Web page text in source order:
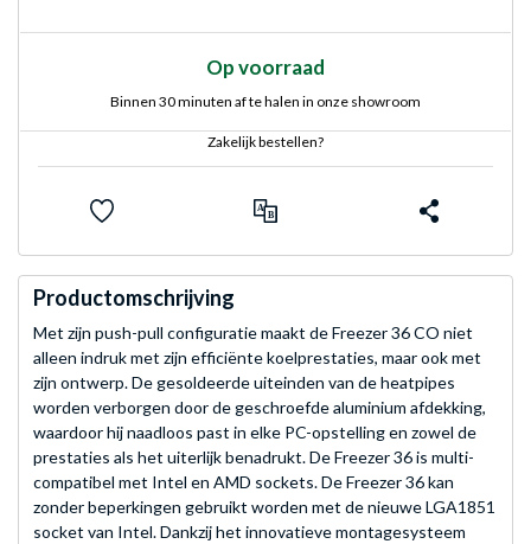
Op voorraad
Binnen 30 minuten af te halen in onze showroom
Zakelijk bestellen?
Productomschrijving
Met zijn push-pull configuratie maakt de Freezer 36 CO niet
alleen indruk met zijn efficiënte koelprestaties, maar ook met
zijn ontwerp. De gesoldeerde uiteinden van de heatpipes
worden verborgen door de geschroefde aluminium afdekking,
waardoor hij naadloos past in elke PC-opstelling en zowel de
prestaties als het uiterlijk benadrukt. De Freezer 36 is multi-
compatibel met Intel en AMD sockets. De Freezer 36 kan
zonder beperkingen gebruikt worden met de nieuwe LGA1851
socket van Intel. Dankzij het innovatieve montagesysteem